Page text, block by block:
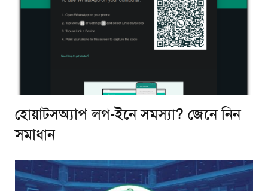
হোয়াটসঅ্যাপ লগ-ইনে সমস্যা? জেনে নিন
সমাধান